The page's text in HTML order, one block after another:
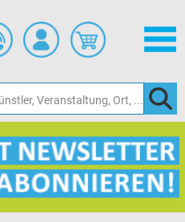
Hauptinhalt
springen